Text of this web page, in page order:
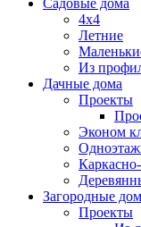
4х4
Летние
Из
Дачные дома
Проекты
Эконом
Загородные
Проекты